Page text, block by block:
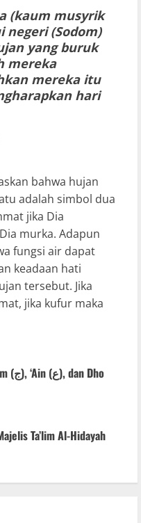
(kaum musyrik
(Sodom)
yang buruk
mereka
mereka itu
hari
bahwa hujan
adalah simbol dua
jika Dia
murka. Adapun
fungsi air dapat
keadaan hati
tersebut. Jika
jika kufur maka
Ta’lim Al-Hidayah